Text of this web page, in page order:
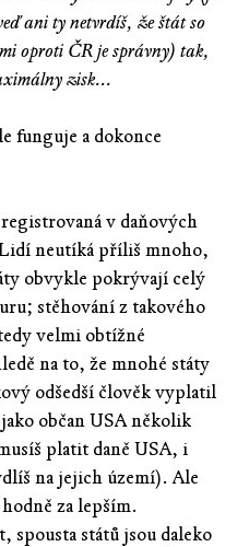
ani ty netvrdíš, že štát so
oproti ČR je správny) tak,
zisk...
funguje a dokonce
v daňových
neutíká příliš mnoho,
obvykle pokrývají celý
stěhování z takového
velmi obtížné
na to, že mnohé státy
odšedší člověk vyplatil
občan USA několik
platit daně USA, i
na jejich území). Ale
za lepším.
spousta států jsou daleko